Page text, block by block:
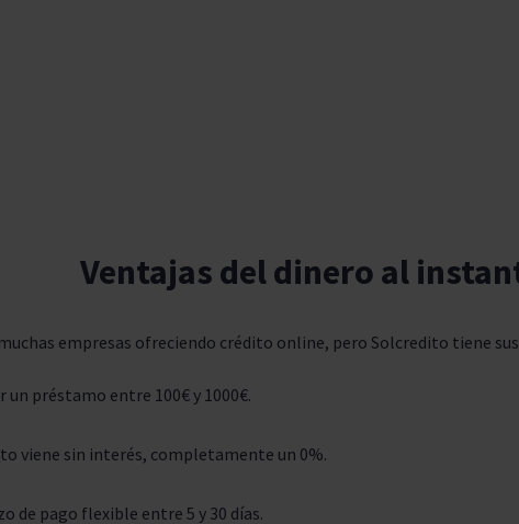
empresas ofreciendo crédito online, pero Solcredito tiene
un préstamo entre 100€ y 1000€.
viene sin interés, completamente un 0%.
de pago flexible entre 5 y 30 días.
Ventajas del dinero al